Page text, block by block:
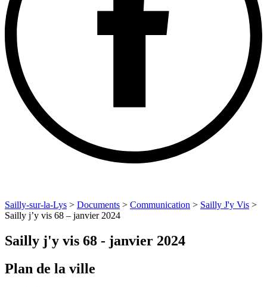
Sailly-sur-la-Lys > Documents > Communication > Sailly J'y Vis >
Sailly j’y vis 68 – janvier 2024
Sailly j'y vis 68 - janvier 2024
Plan de la ville